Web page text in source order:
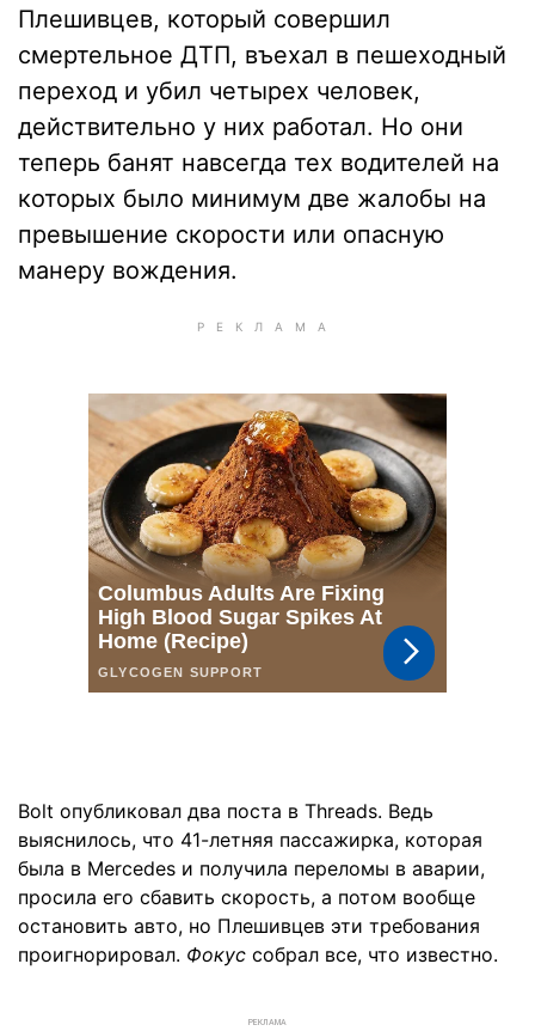
Плешивцев, который совершил
смертельное ДТП, въехал в пешеходный
переход и убил четырех человек,
действительно у них работал. Но они
теперь банят навсегда тех водителей на
которых было минимум две жалобы на
превышение скорости или опасную
манеру вождения.
Bolt опубликовал два поста в Threads. Ведь
выяснилось, что 41-летняя пассажирка, которая
была в Mercedes и получила переломы в аварии,
просила его сбавить скорость, а потом вообще
остановить авто, но Плешивцев эти требования
проигнорировал. Фокус собрал все, что известно.
РЕКЛАМА